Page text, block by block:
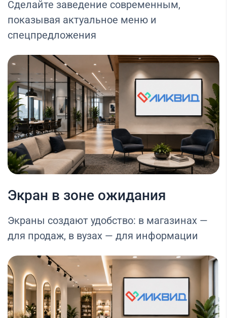
Сделайте заведение современным,
показывая актуальное меню и
спецпредложения
Экран в зоне ожидания
Экраны создают удобство: в магазинах —
для продаж, в вузах — для информации